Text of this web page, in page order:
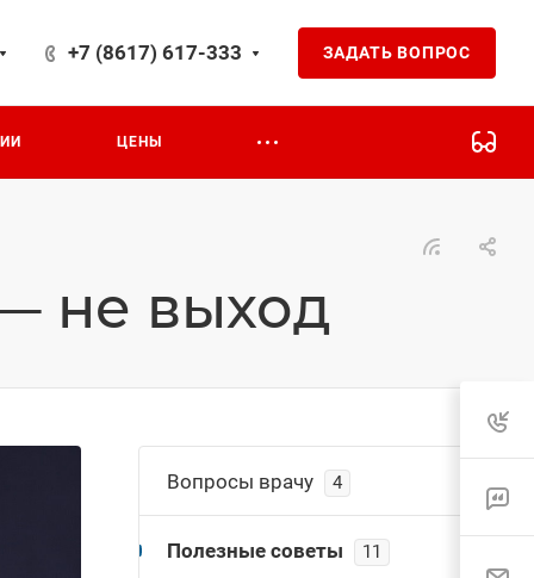
+7 (8617) 617-333 ЗАДАТЬ ВОПРОС
ЦЕНЫ
не выход
Вопросы врачу 4
Полезные советы 11